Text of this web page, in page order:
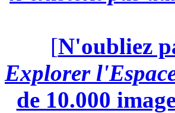
[N'oubliez
Explorer
de 10.000